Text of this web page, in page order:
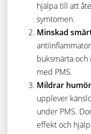
hjälpa till att
symtomen.
Minskad
buksmärta
med PMS.
Mildrar
upplever
under PMS.
effekt och